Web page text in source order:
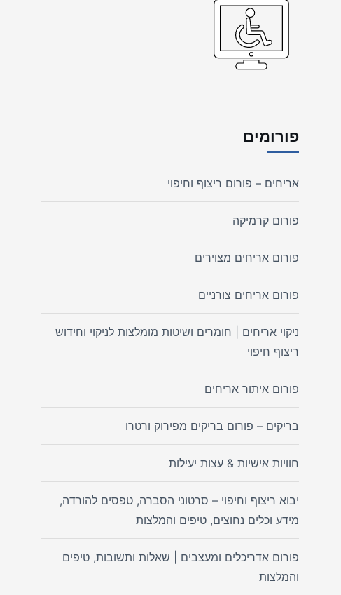
פורומים
אריחים – פורום ריצוף וחיפוי
פורום קרמיקה
פורום אריחים מצוירים
פורום אריחים צורניים
ניקוי אריחים | חומרים ושיטות מומלצות לניקוי וחידוש
ריצוף חיפוי
פורום איתור אריחים
בריקים – פורום בריקים מפירוק ורטרו
חוויות אישיות & עצות יעילות
יבוא ריצוף וחיפוי – סרטוני הסברה, טפסים להורדה,
מידע וכלים נחוצים, טיפים והמלצות
פורום אדריכלים ומעצבים | שאלות ותשובות, טיפים
והמלצות